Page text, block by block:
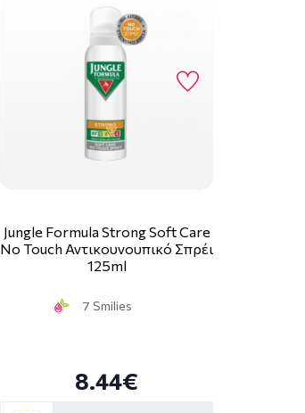
Jungle Formula Strong Soft Care
No Touch Αντικουνουπικό Σπρέι
125ml
7 Smilies
8.44€